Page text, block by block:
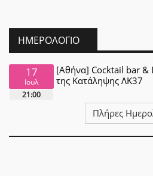
ΗΜΕΡΟΛΌΓΙΟ
17
Ιουλ
21:00
[Αθήνα] Cocktail bar &
της Κατάληψης ΛΚ37
Πλήρες